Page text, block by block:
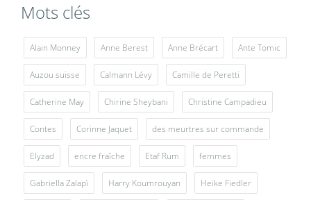
Mots clés
Alain Monney Anne Berest Anne Brécart Ante Tomic
Auzou suisse Calmann Lévy Camille de Peretti
Catherine May Chirine Sheybani Christine Campadieu
Contes Corinne Jaquet des meurtres sur commande
Elyzad encre fraîche Etaf Rum femmes
Gabriella Zalapì Harry Koumrouyan Heike Fiedler